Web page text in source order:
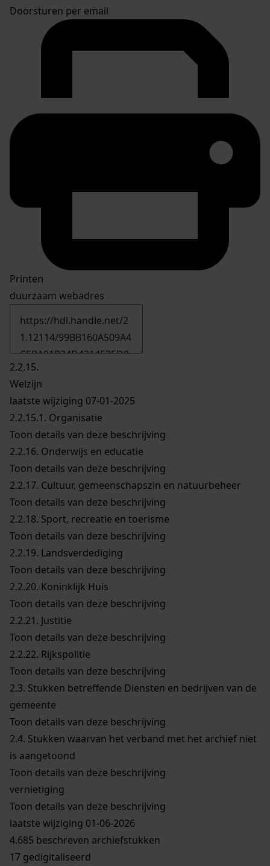
Doorsturen per email
Printen
duurzaam webadres
2.2.15.
Welzijn
laatste wijziging 07-01-2025
2.2.15.1. Organisatie
Toon details van deze beschrijving
2.2.16. Onderwijs en educatie
Toon details van deze beschrijving
2.2.17. Cultuur, gemeenschapszin en natuurbeheer
Toon details van deze beschrijving
2.2.18. Sport, recreatie en toerisme
Toon details van deze beschrijving
2.2.19. Landsverdediging
Toon details van deze beschrijving
2.2.20. Koninklijk Huis
Toon details van deze beschrijving
2.2.21. Justitie
Toon details van deze beschrijving
2.2.22. Rijkspolitie
Toon details van deze beschrijving
2.3. Stukken betreffende Diensten en bedrijven van de
gemeente
Toon details van deze beschrijving
2.4. Stukken waarvan het verband met het archief niet
is aangetoond
Toon details van deze beschrijving
vernietiging
Toon details van deze beschrijving
laatste wijziging 01-06-2026
4.685 beschreven archiefstukken
17 gedigitaliseerd